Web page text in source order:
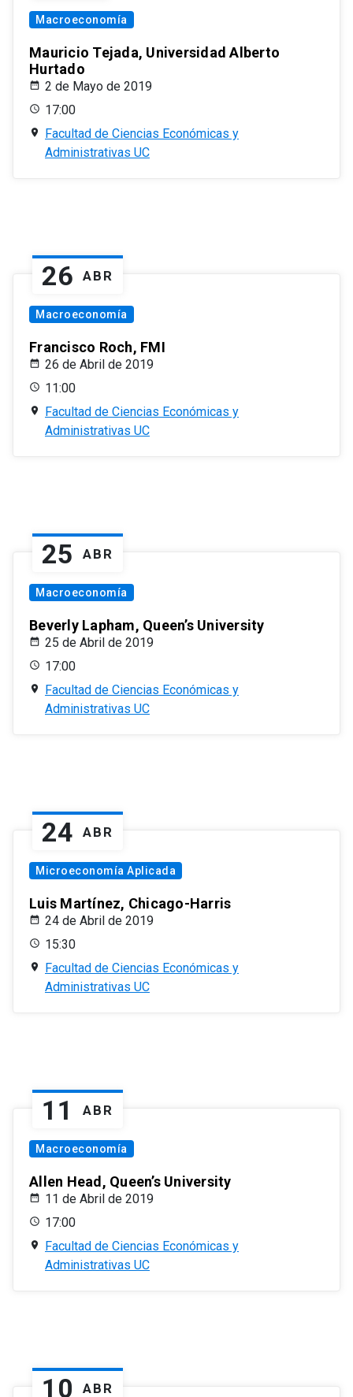
Macroeconomía
Mauricio Tejada, Universidad Alberto
Hurtado
2 de Mayo de 2019
17:00
Facultad de Ciencias Económicas y
Administrativas UC
26 ABR
Macroeconomía
Francisco Roch, FMI
26 de Abril de 2019
11:00
Facultad de Ciencias Económicas y
Administrativas UC
25 ABR
Macroeconomía
Beverly Lapham, Queen’s University
25 de Abril de 2019
17:00
Facultad de Ciencias Económicas y
Administrativas UC
24 ABR
Microeconomía Aplicada
Luis Martínez, Chicago-Harris
24 de Abril de 2019
15:30
Facultad de Ciencias Económicas y
Administrativas UC
11 ABR
Macroeconomía
Allen Head, Queen’s University
11 de Abril de 2019
17:00
Facultad de Ciencias Económicas y
Administrativas UC
10 ABR